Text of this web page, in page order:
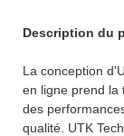
Description du
La conception
en ligne prend la
des
qualité. UTK